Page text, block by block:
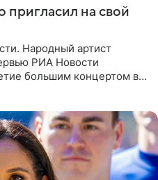
пригласил на свой
Народный артист
РИА Новости
большим концертом в